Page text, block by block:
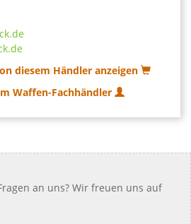
diesem Händler anzeigen
Waffen-Fachhändler
an uns? Wir freuen uns auf